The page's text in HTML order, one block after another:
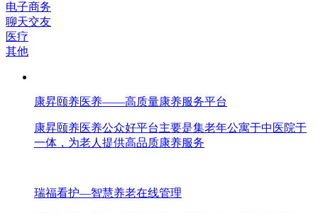
电子商务
聊天交友
医疗
其他
康昇颐养医养——高质量康养服务平台
康昇颐养医养公众好平台主要是集老年公寓于中医院于
一体，为老人提供高品质康养服务
瑞福看护—智慧养老在线管理